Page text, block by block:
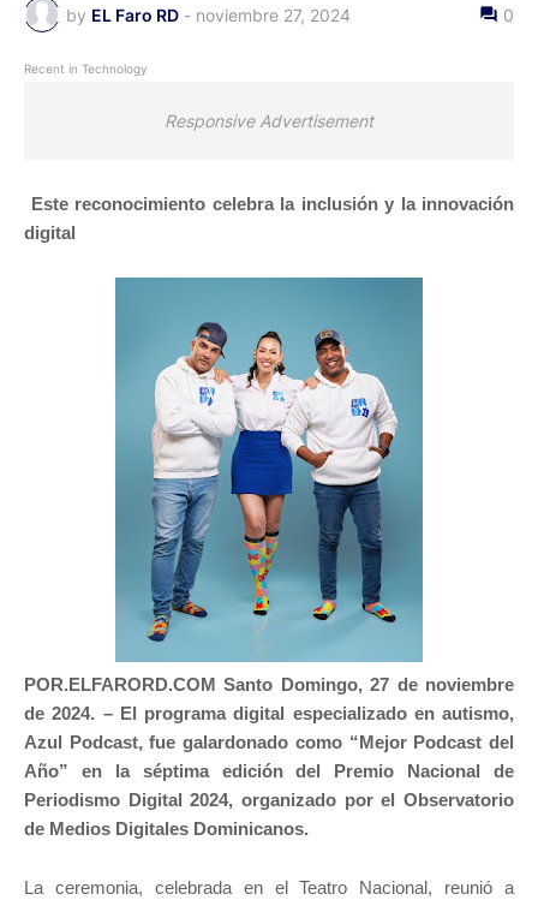
by EL Faro RD - noviembre 27, 2024 0
Recent in Technology
Responsive Advertisement
Este reconocimiento celebra la inclusión y la innovación
digital
POR.ELFARORD.COM Santo Domingo, 27 de noviembre
de 2024. – El programa digital especializado en autismo,
Azul Podcast, fue galardonado como “Mejor Podcast del
Año” en la séptima edición del Premio Nacional de
Periodismo Digital 2024, organizado por el Observatorio
de Medios Digitales Dominicanos.
La ceremonia, celebrada en el Teatro Nacional, reunió a